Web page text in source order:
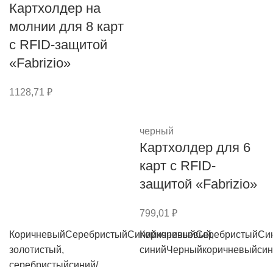
Картхолдер на
молнии для 8 карт
с RFID-защитой
«Fabrizio»
1128,71 ₽
черный
Картхолдер для 6
карт с RFID-
защитой «Fabrizio»
799,01 ₽
КоричневыйСеребристыйСинийкоричневый,
золотистый,
серебристыйсиний/
КоричневыйСеребристый
синийЧерныйкоричневый